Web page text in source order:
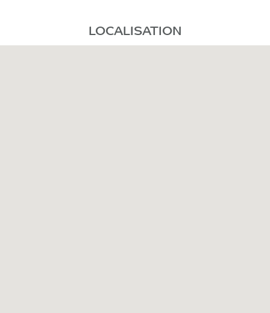
LOCALISATION